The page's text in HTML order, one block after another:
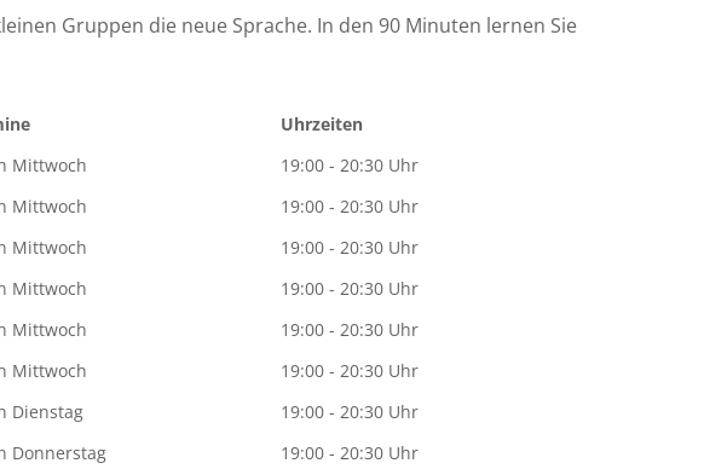
Gruppen die neue Sprache. In den 90 Minuten lernen Sie
Uhrzeiten
Mittwoch
19:00 - 20:30 Uhr
Mittwoch
19:00 - 20:30 Uhr
Mittwoch
19:00 - 20:30 Uhr
Mittwoch
19:00 - 20:30 Uhr
Mittwoch
19:00 - 20:30 Uhr
Mittwoch
19:00 - 20:30 Uhr
Dienstag
19:00 - 20:30 Uhr
Donnerstag
19:00 - 20:30 Uhr